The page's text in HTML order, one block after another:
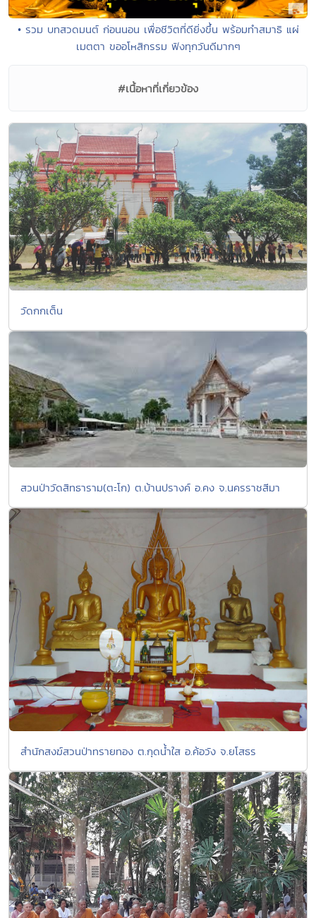
• รวม บทสวดมนต์ ก่อนนอน เพื่อชีวิตที่ดียิ่งขึ้น พร้อมทำสมาธิ แผ่
เมตตา ขออโหสิกรรม ฟังทุกวันดีมากๆ
#เนื้อหาที่เกี่ยวข้อง
วัดกกเต็น
สวนป่าวัดสิทธาราม(ตะโก) ต.บ้านปรางค์ อ.คง จ.นครราชสีมา
สำนักสงฆ์สวนป่าทรายทอง ต.กุดน้ำใส อ.ค้อวัง จ.ยโสธร